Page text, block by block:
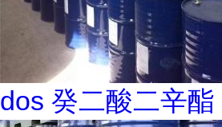
dos 癸二酸二辛酯